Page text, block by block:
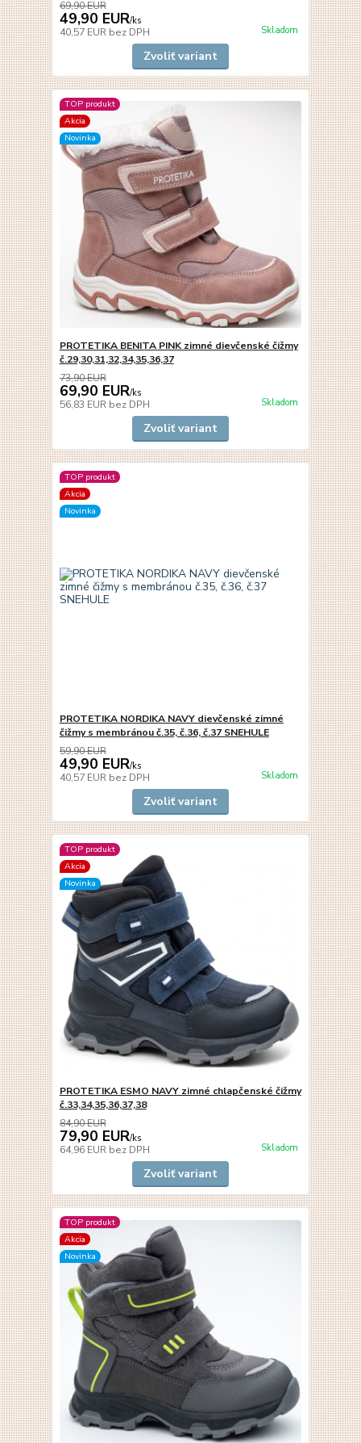
69,90 EUR
49,90 EUR/ks
40,57 EUR bez DPH Skladom
Zvoliť variant
TOP produkt
Akcia
Novinka
PROTETIKA BENITA PINK zimné dievčenské čižmy
č.29,30,31,32,34,35,36,37
73,90 EUR
69,90 EUR/ks
56,83 EUR bez DPH Skladom
Zvoliť variant
TOP produkt
Akcia
Novinka
PROTETIKA NORDIKA NAVY dievčenské zimné
čižmy s membránou č.35, č.36, č.37 SNEHULE
59,90 EUR
49,90 EUR/ks
40,57 EUR bez DPH Skladom
Zvoliť variant
TOP produkt
Akcia
Novinka
PROTETIKA ESMO NAVY zimné chlapčenské čižmy
č.33,34,35,36,37,38
84,90 EUR
79,90 EUR/ks
64,96 EUR bez DPH Skladom
Zvoliť variant
TOP produkt
Akcia
Novinka